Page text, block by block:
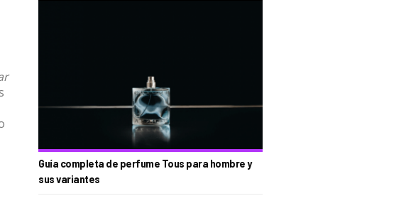
Guía completa de perfume Tous para hombre y
sus variantes